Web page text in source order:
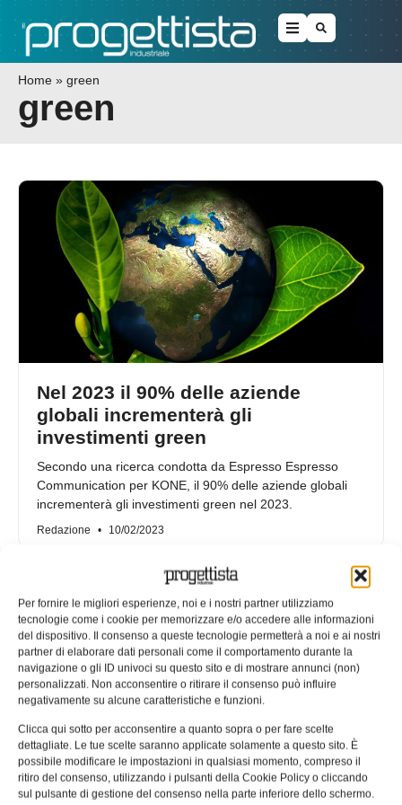
Per fornire le migliori esperienze, noi e i nostri partner utilizziamo
tecnologie come i cookie per memorizzare e/o accedere alle informazioni
del dispositivo. Il consenso a queste tecnologie permetterà a noi e ai nostri
partner di elaborare dati personali come il comportamento durante la
navigazione o gli ID univoci su questo sito e di mostrare annunci (non)
personalizzati. Non acconsentire o ritirare il consenso può influire
negativamente su alcune caratteristiche e funzioni.
Clicca qui sotto per acconsentire a quanto sopra o per fare scelte
dettagliate. Le tue scelte saranno applicate solamente a questo sito. È
possibile modificare le impostazioni in qualsiasi momento, compreso il
ritiro del consenso, utilizzando i pulsanti della Cookie Policy o cliccando
sul pulsante di gestione del consenso nella parte inferiore dello schermo.
Home » green
green
Nel 2023 il 90% delle aziende
globali incrementerà gli
investimenti green
Secondo una ricerca condotta da Espresso Espresso
Communication per KONE, il 90% delle aziende globali
incrementerà gli investimenti green nel 2023.
Redazione 10/02/2023
Da Omron un nuovo interruttore per